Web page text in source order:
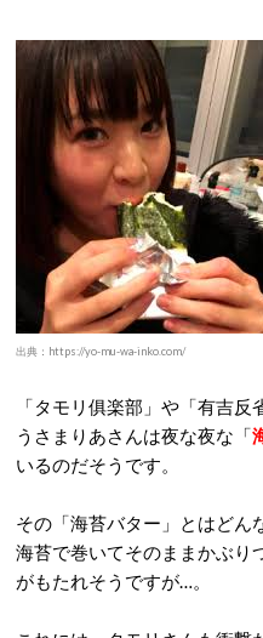
出典：https://yo-mu-wa-inko.com/
「タモリ俱楽部」や「有吉反
うさまりあさんは夜な夜な「
いるのだそうです。
その「海苔バター」とはどん
海苔で巻いてそのままかぶり
がもたれそうですが…。